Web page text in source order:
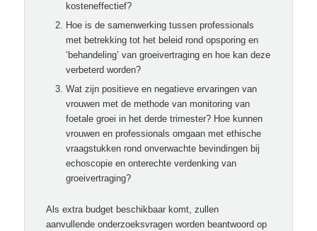
kosteneffectief?
Hoe is de samenwerking tussen professionals
met betrekking tot het beleid rond opsporing en
‘behandeling’ van groeivertraging en hoe kan deze
verbeterd worden?
Wat zijn positieve en negatieve ervaringen van
vrouwen met de methode van monitoring van
foetale groei in het derde trimester? Hoe kunnen
vrouwen en professionals omgaan met ethische
vraagstukken rond onverwachte bevindingen bij
echoscopie en onterechte verdenking van
groeivertraging?
Als extra budget beschikbaar komt, zullen
aanvullende onderzoeksvragen worden beantwoord op